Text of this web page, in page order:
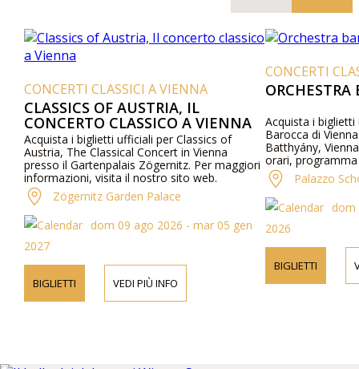
CONCERTI CLASSICI A VIENNA
CLASSICS OF AUSTRIA, IL
CONCERTO CLASSICO A VIENNA
Acquista i biglietti ufficiali per Classics of
Austria, The Classical Concert in Vienna
presso il Gartenpalais Zögernitz. Per maggiori
informazioni, visita il nostro sito web.
Zögernitz Garden Palace
dom 09 ago 2026 - mar 05 gen
2027
BIGLIETTI VEDI PIÙ INFO
CONCERTI
ORCHESTRA
Acquista i biglietti
Barocca di
Batthyány,
orari,
telefonicamente.
Palazzo
dom
2026
BIGLIETTI